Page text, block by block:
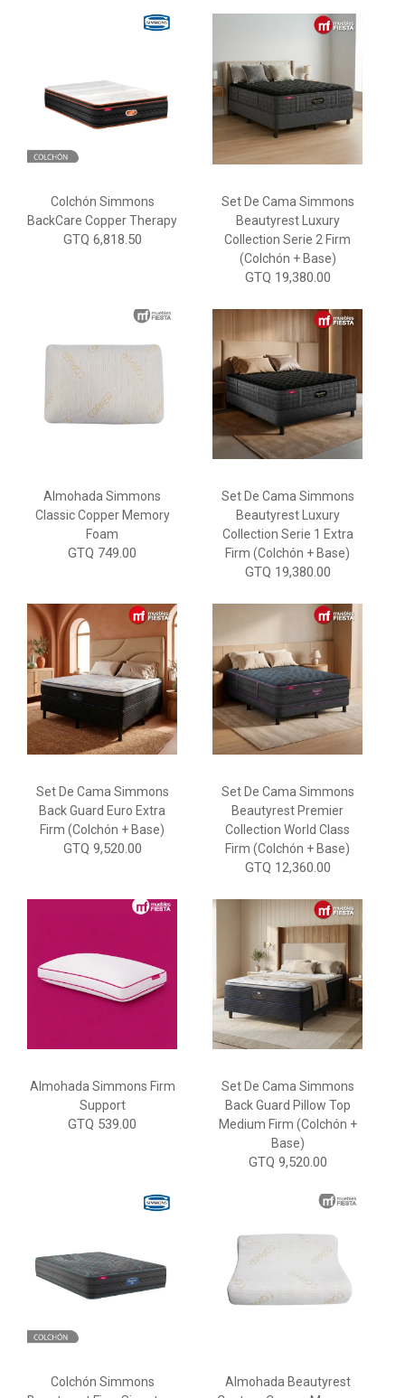
Colchón Simmons
BackCare Copper Therapy
GTQ 6,818.50
Set De Cama Simmons
Beautyrest Luxury
Collection Serie 2 Firm
(Colchón + Base)
GTQ 19,380.00
Almohada Simmons
Classic Copper Memory
Foam
GTQ 749.00
Set De Cama Simmons
Beautyrest Luxury
Collection Serie 1 Extra
Firm (Colchón + Base)
GTQ 19,380.00
Set De Cama Simmons
Back Guard Euro Extra
Firm (Colchón + Base)
GTQ 9,520.00
Set De Cama Simmons
Beautyrest Premier
Collection World Class
Firm (Colchón + Base)
GTQ 12,360.00
Almohada Simmons Firm
Support
GTQ 539.00
Set De Cama Simmons
Back Guard Pillow Top
Medium Firm (Colchón +
Base)
GTQ 9,520.00
Colchón Simmons
Almohada Beautyrest